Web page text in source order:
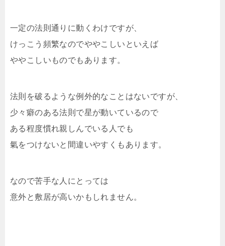
一定の法則通りに動くわけですが、
けっこう頻繁なのでややこしいといえば
ややこしいものでもあります。
法則を破るような例外的なことはないですが、
少々癖のある法則で星が動いているので
ある程度慣れ親しんでいる人でも
氣をつけないと間違いやすくもあります。
なので苦手な人にとっては
意外と敷居が高いかもしれません。